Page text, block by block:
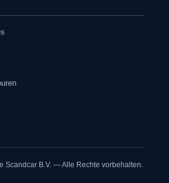
Scandcar B.V. — Alle Rechte vorbehalten.